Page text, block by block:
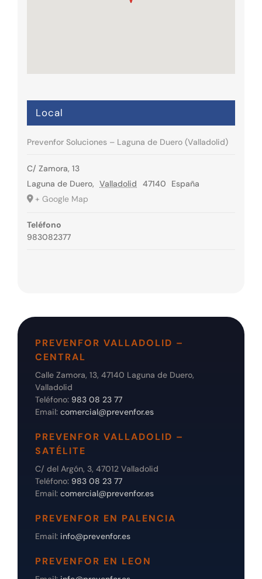
Local
Prevenfor Soluciones – Laguna de Duero (Valladolid)
C/ Zamora, 13
Laguna de Duero, Valladolid 47140
España
+ Google Map
Teléfono
983082377
PREVENFOR VALLADOLID –
CENTRAL
Calle Zamora, 13, 47140 Laguna de Duero,
Valladolid
Teléfono: 983 08 23 77
Email: comercial@prevenfor.es
PREVENFOR VALLADOLID –
SATÉLITE
C/ del Argón, 3, 47012 Valladolid
Teléfono: 983 08 23 77
Email: comercial@prevenfor.es
PREVENFOR EN PALENCIA
Email: info@prevenfor.es
PREVENFOR EN LEON